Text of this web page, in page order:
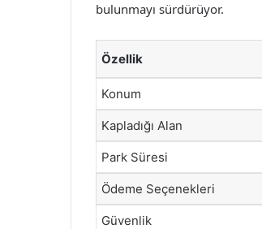
bulunmayı sürdürüyor.
Özellik
Konum
Kapladığı Alan
Park Süresi
Ödeme Seçenekleri
Güvenlik